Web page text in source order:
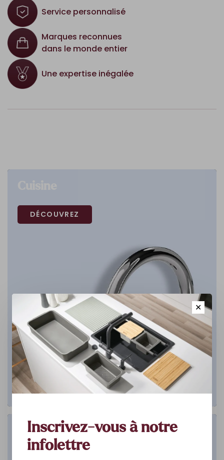
Service personnalisé
Marques reconnues
dans le monde entier
Une expertise inégalée
DÉCOUVREZ
Salle de bain
✕
Inscrivez-vous à notre
infolettre